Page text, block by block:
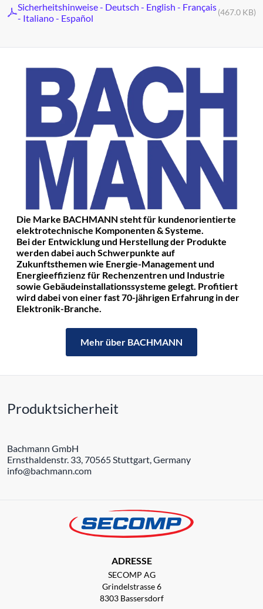
Sicherheitshinweise - Deutsch - English - Français
- Italiano - Español
(467.0 KB)
Die Marke BACHMANN steht für kundenorientierte
elektrotechnische Komponenten & Systeme.
Bei der Entwicklung und Herstellung der Produkte
werden dabei auch Schwerpunkte auf
Zukunftsthemen wie Energie-Management und
Energieeffizienz für Rechenzentren und Industrie
sowie Gebäudeinstallationssysteme gelegt. Profitiert
wird dabei von einer fast 70-jährigen Erfahrung in der
Elektronik-Branche.
Mehr über BACHMANN
Produktsicherheit
Bachmann GmbH
Ernsthaldenstr. 33, 70565 Stuttgart, Germany
info@bachmann.com
ADRESSE
SECOMP AG
Grindelstrasse 6
8303 Bassersdorf